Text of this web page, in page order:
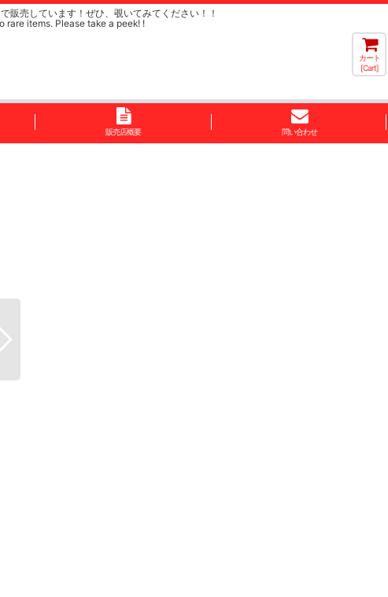
販売しています！ぜひ、覗いてみてください！！
rare items. Please take a peek! !
カート
[Cart]
販売店概要 問い合わせ